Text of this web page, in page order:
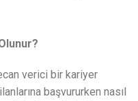
verici bir kariyer
başvururken nasıl